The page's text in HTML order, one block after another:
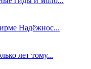
Надёжнос...
лет тому...